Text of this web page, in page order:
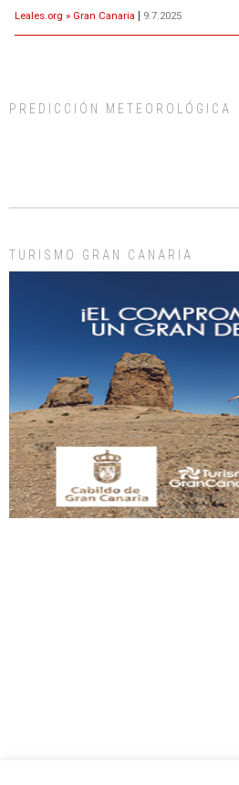
Leales.org » Gran Canaria | 9.7.2025
días, ella incluida...
Gato manso encontrado
Este gato macho ha aparecido en la calle hace
manso y extremadamente cari...
Leales.org » Gran Canaria | 9.7.2025
PREDICCIÓN METEOROLÓGICA
TURISMO GRAN CANARIA